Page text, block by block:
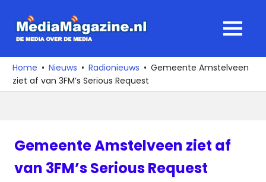
naar
media
over
de
MENU
Home Nieuws Radionieuws
Gemeente Amstelveen
ziet af van 3FM’s Serious Request
Gemeente Amstelveen ziet af
van 3FM’s Serious Request